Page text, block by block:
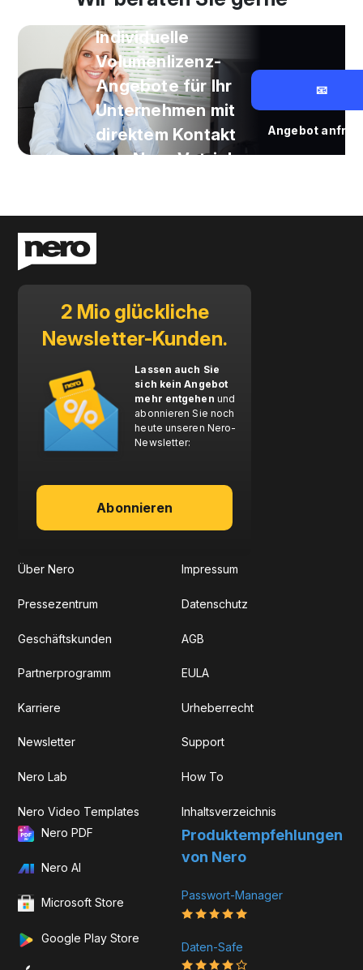
Individuelle
Volumenlizenz-
Angebote für Ihr
Unternehmen mit
direktem Kontakt
zum Nero Vetrieb.
📧
Angebot
2 Mio glückliche
Newsletter-Kunden.
Lassen auch Sie
sich kein Angebot
mehr entgehen und
abonnieren Sie noch
heute unseren Nero-
Newsletter:
Abonnieren
Über Nero
Pressezentrum
Geschäftskunden
Partnerprogramm
Karriere
Newsletter
Nero Lab
Nero Video Templates
Impressum
Datenschutz
AGB
EULA
Urheberrecht
Support
How To
Inhaltsverzeichnis
Nero PDF
Nero AI
Microsoft Store
Google Play Store
Produkt­­empfehlungen
von Nero
Passwort-Manager
Daten-Safe